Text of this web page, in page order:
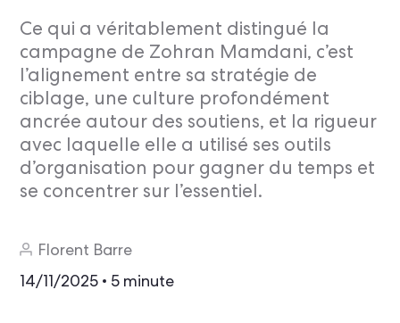
Ce qui a véritablement distingué la
campagne de Zohran Mamdani, c’est
l’alignement entre sa stratégie de
ciblage, une culture profondément
ancrée autour des soutiens, et la rigueur
avec laquelle elle a utilisé ses outils
d’organisation pour gagner du temps et
se concentrer sur l’essentiel.
Florent Barre
14/11/2025
5 minute